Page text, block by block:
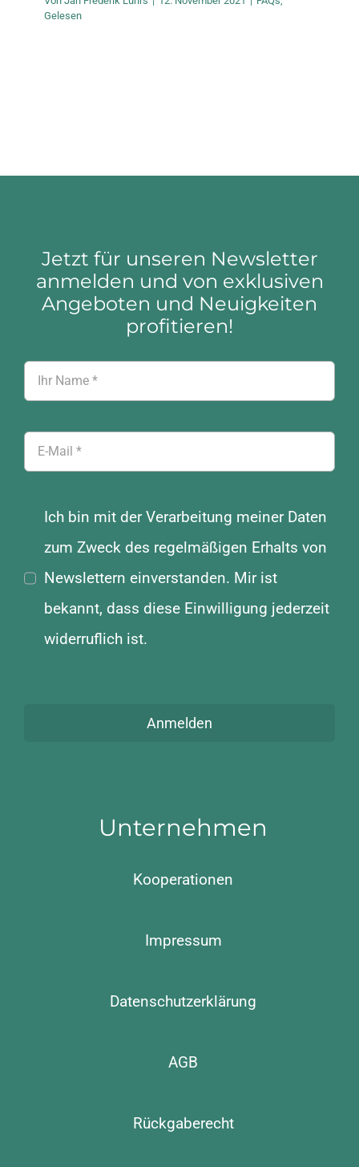
Gelesen
Jetzt für unseren Newsletter
anmelden und von exklusiven
Angeboten und Neuigkeiten
profitieren!
Ich bin mit der Verarbeitung meiner Daten
zum Zweck des regelmäßigen Erhalts von
Newslettern einverstanden. Mir ist
bekannt, dass diese Einwilligung jederzeit
widerruflich ist.
Anmelden
Unternehmen
Kooperationen
Impressum
Datenschutzerklärung
AGB
Rückgaberecht